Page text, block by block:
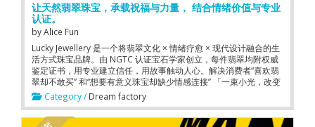
让天然翡翠珠宝，承载祝福与力量， 结合情绪价值与专业
认证。
byAlice Fun
Lucky Jewellery 是一个将翡翠文化 × 情绪疗愈 × 现代设计融合的生
活方式珠宝品牌。由 NGTC 认证宝石学家创立，每件翡翠均附权威
鉴定证书，用专业建立信任，用故事触动人心。解决消费者“喜欢翡
翠却不敢买” 和“想要有意义珠宝却缺少情感连接” 「一束小光，改变
一生。A small light can change a life.」
Category / Dream factory